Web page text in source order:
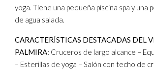
yoga. Tiene una pequeña piscina spa y una
de agua salada.
CARACTERÍSTICAS DESTACADAS DEL
PALMIRA: Cruceros de largo alcance –
– Esterillas de yoga – Salón con techo de